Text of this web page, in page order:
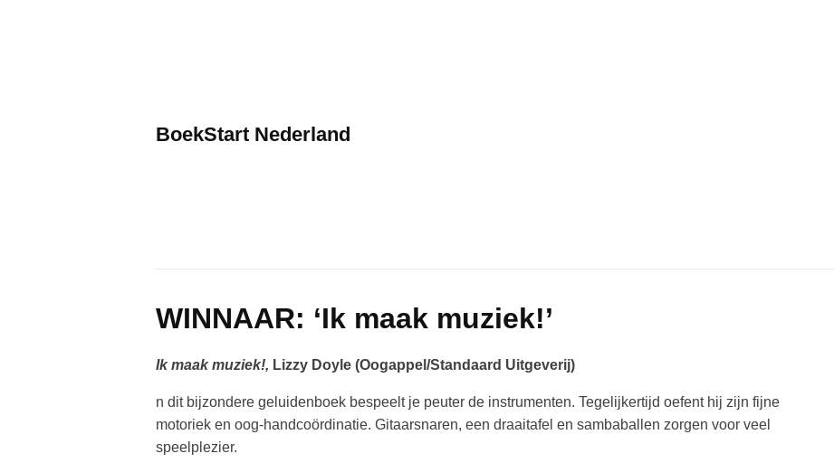
BoekStart Nederland
WINNAAR: ‘Ik maak muziek!’
Ik maak muziek!, Lizzy Doyle (Oogappel/Standaard Uitgeverij)
n dit bijzondere geluidenboek bespeelt je peuter de instrumenten. Tegelijkertijd oefent hij zijn fijne
motoriek en oog-handcoördinatie. Gitaarsnaren, een draaitafel en sambaballen zorgen voor veel
speelplezier.